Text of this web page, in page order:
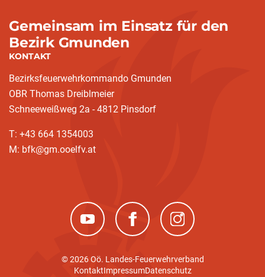
Gemeinsam im Einsatz für den
Bezirk Gmunden
KONTAKT
Bezirksfeuerwehrkommando Gmunden
OBR Thomas Dreiblmeier
Schneeweißweg 2a - 4812 Pinsdorf
T: +43 664 1354003
M: bfk@gm.ooelfv.at
(neues Fenster)(neues Fenster)(neues Fenster)
© 2026 Oö. Landes-Feuerwehrverband
KontaktImpressumDatenschutz